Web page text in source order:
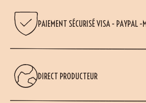
PAIEMENT SÉCURISÉ VISA - PAYPAL -
DIRECT PRODUCTEUR